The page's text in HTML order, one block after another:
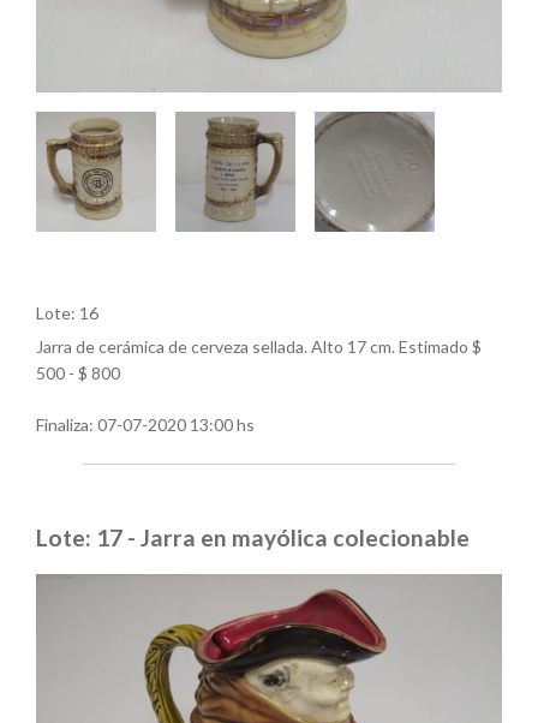
Lote: 16
Jarra de cerámica de cerveza sellada. Alto 17 cm. Estimado $
500 - $ 800
Finaliza: 07-07-2020 13:00 hs
Lote: 17 - Jarra en mayólica colecionable